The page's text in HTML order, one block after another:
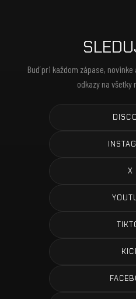
Buď pri každom zápase,
odkazy na všetky
X